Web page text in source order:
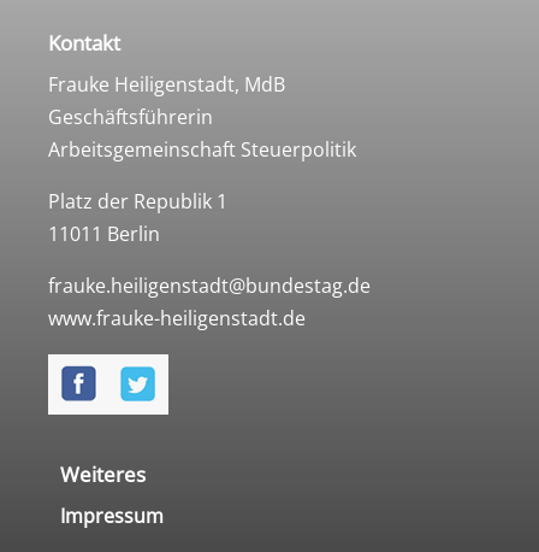
Kontakt
Frauke Heiligenstadt, MdB
Geschäftsführerin
Arbeitsgemeinschaft Steuerpolitik
Platz der Republik 1
11011 Berlin
frauke.heiligenstadt@bundestag.de
www.frauke-heiligenstadt.de
Weiteres
Impressum